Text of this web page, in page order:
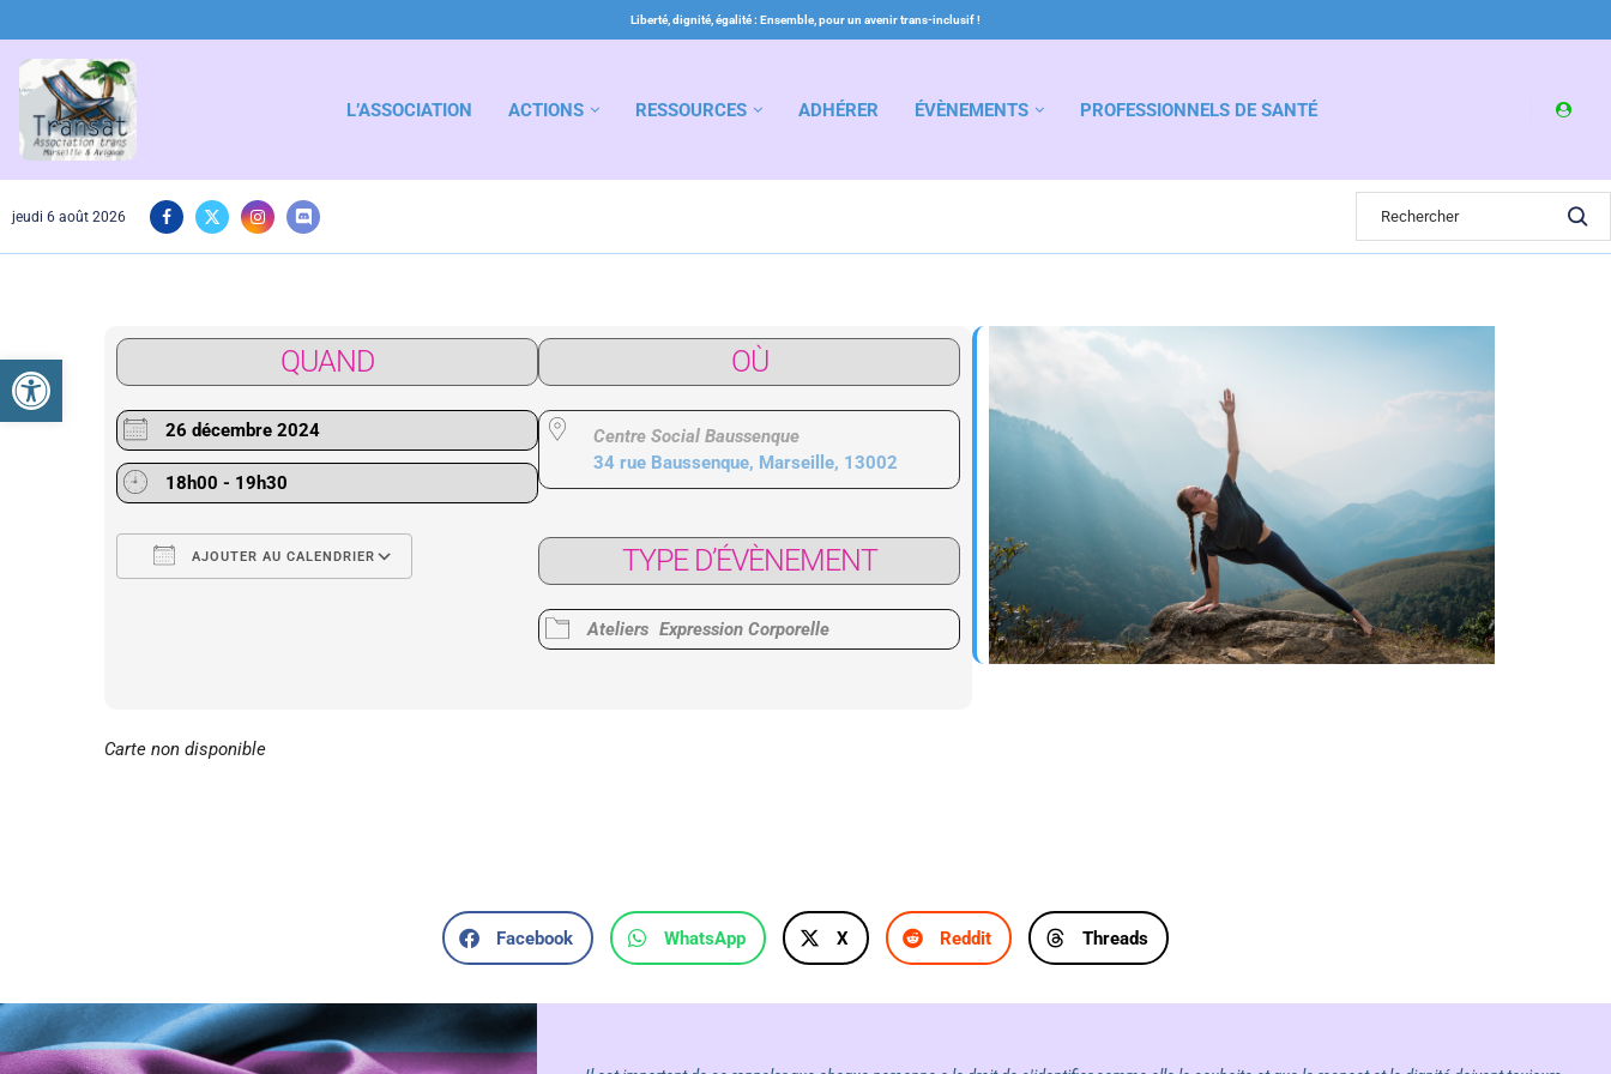
Ouvrir la barre d’outils
Liberté, dignité, égalité : Ensemble, pour un avenir trans-inclusif !
L’ASSOCIATION ACTIONS RESSOURCES ADHÉRER ÉVÈNEMENTS PROFESSIONNELS DE SANTÉ
jeudi 6 août 2026
QUAND
26 décembre 2024
18h00 - 19h30
AJOUTER AU CALENDRIER
Calendrier Google iCalendar Office 365 Outlook Live
OÙ
Centre Social Baussenque
34 rue Baussenque, Marseille, 13002
TYPE D’ÉVÈNEMENT
Ateliers Expression Corporelle
Carte non disponible
Facebook WhatsApp X Reddit Threads